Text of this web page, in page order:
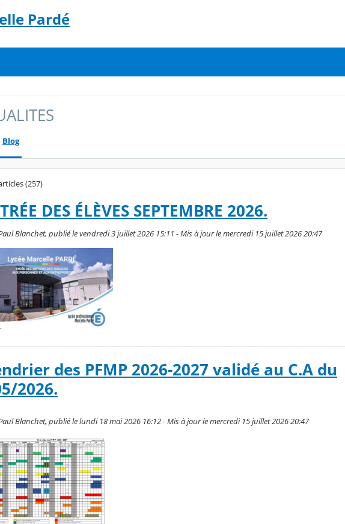
Pardé
Blog
(257)
DES ÉLÈVES SEPTEMBRE 2026.
Blanchet, publié le vendredi 3 juillet 2026 15:11 - Mis à jour le mercredi 15 juillet 2026 20:47
des PFMP 2026-2027 validé au C.A du
2026.
Blanchet, publié le lundi 18 mai 2026 16:12 - Mis à jour le mercredi 15 juillet 2026 20:47